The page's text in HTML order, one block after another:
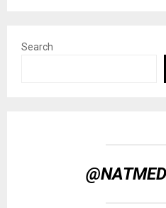
Search